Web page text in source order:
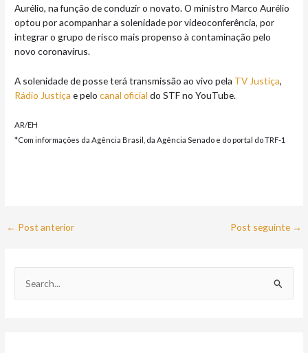
Aurélio, na função de conduzir o novato. O ministro Marco Aurélio
optou por acompanhar a solenidade por videoconferência, por
integrar o grupo de risco mais propenso à contaminação pelo
novo coronavírus.
A solenidade de posse terá transmissão ao vivo pela TV Justiça,
Rádio Justiça e pelocanal oficial do STF no YouTube.
AR/EH
*Com informações da Agência Brasil, da Agência Senado e do portal do TRF-1
← Post anterior Post seguinte →